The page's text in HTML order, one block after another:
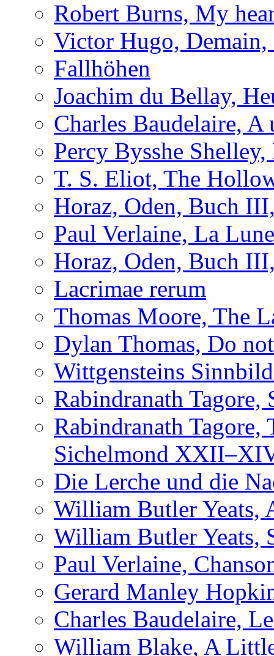
Robert Burns, My
Victor Hugo, Demain,
Fallhöhen
Joachim du Bellay,
Charles Baudelaire, A
Percy Bysshe
T. S. Eliot, The
Horaz, Oden, Buch
Paul Verlaine, La
Horaz, Oden, Buch
Lacrimae rerum
Thomas Moore, The
Dylan Thomas, Do
Wittgensteins
Rabindranath
Rabindranath Tagore,
Sichelmond
Die Lerche und die
William Butler Yeats,
William Butler Yeats,
Paul Verlaine,
Gerard Manley
Charles Baudelaire,
William Blake, A